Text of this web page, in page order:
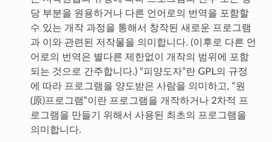
당 부분을 원용하거나 다른 언어로의 번역을 포함할
수 있는 개작 과정을 통해서 창작된 새로운 프로그램
과 이와 관련된 저작물을 의미합니다. (이후로 다른 언
어로의 번역은 별다른 제한없이 개작의 범위에 포함
되는 것으로 간주합니다.) “피양도자”란 GPL의 규정
에 따라 프로그램을 양도받은 사람을 의미하고, “원
(原)프로그램”이란 프로그램을 개작하거나 2차적 프
로그램을 만들기 위해서 사용된 최초의 프로그램을
의미합니다.